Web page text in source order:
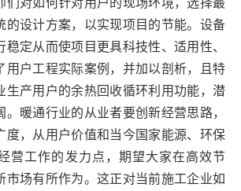
的设计方案，以实现项目的节能。设备
定从而使项目更具科技性、适用性、
用户工程实际案例，并加以剖析，且特
生产用户的余热回收循环利用功能，潜
暖通行业的从业者要创新经营思路，
度，从用户价值和当今国家能源、环保
营工作的发力点，期望大家在高效节
市场有所作为。这正对当前施工企业如